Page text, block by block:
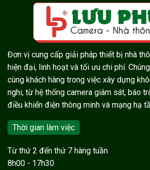
Đơn vị cung cấp giải pháp thiết bị nhà
hiện đại, linh hoạt và tối ưu chi phí.
cùng khách hàng trong việc xây dựng
nghi, từ hệ thống camera giám sát, báo
điều khiển điện thông minh và mạng hạ
Thời gian làm việc
Từ thứ 2 đến thứ 7 hàng tuần
8h00 - 17h30